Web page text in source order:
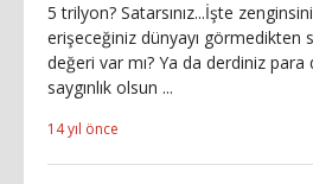
5 trilyon? Satarsınız...İşte
erişeceğiniz dünyayı görmedikten
değeri var mı? Ya da derdiniz para
saygınlık olsun ...
14 yıl önce